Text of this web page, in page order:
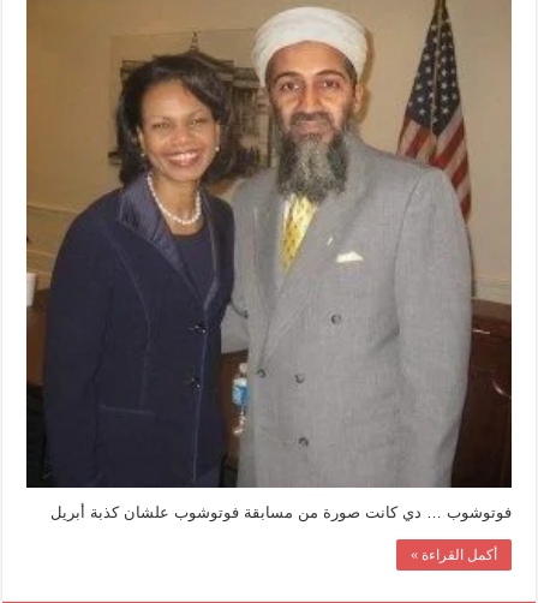
كونداليزا
رايس
مغلقة
فوتوشوب … دي كانت صورة من مسابقة فوتوشوب علشان كذبة أبريل
أكمل القراءة »